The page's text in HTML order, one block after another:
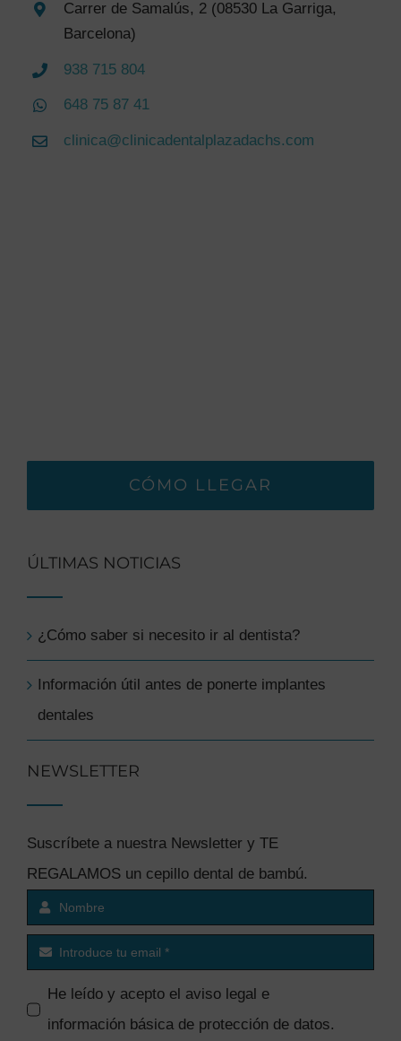
Carrer de Samalús, 2 (08530 La Garriga,
Barcelona)
938 715 804
648 75 87 41
clinica@clinicadentalplazadachs.com
CÓMO LLEGAR
ÚLTIMAS NOTICIAS
¿Cómo saber si necesito ir al dentista?
Información útil antes de ponerte implantes
dentales
NEWSLETTER
Suscríbete a nuestra Newsletter y TE
REGALAMOS un cepillo dental de bambú.
He leído y acepto el aviso legal e
información básica de protección de datos.